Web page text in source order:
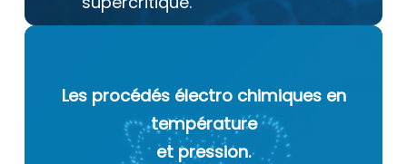
Les procédés électro chimiques en
température
et pression.